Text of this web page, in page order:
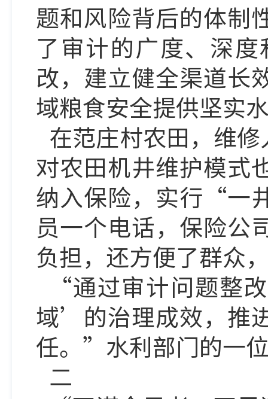
题和风险背后的体制
了审计的广度、深
改，建立健全渠道长
域粮食安全提供坚实
在范庄村农田，维
对农田机井维护模式
纳入保险，实行 “一
员一个电话，保险公
负担，还方便了群众
“通过审计问题整
域’的治理成效，推
任。”水利部门的一
二